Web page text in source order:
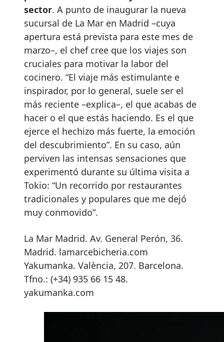
sector. A punto de inaugurar la nueva
sucursal de La Mar en Madrid –cuya
apertura está prevista para este mes de
marzo–, el chef cree que los viajes son
cruciales para motivar la labor del
cocinero. “El viaje más estimulante e
inspirador, por lo general, suele ser el
más reciente –explica–, el que acabas de
hacer o el que estás haciendo. Es el que
ejerce el hechizo más fuerte, la emoción
del descubrimiento”. En su caso, aún
perviven las intensas sensaciones que
experimentó durante su última visita a
Tokio: “Un recorrido por restaurantes
tradicionales y populares que me dejó
muy conmovido”.
La Mar Madrid. Av. General Perón, 36.
Madrid. lamarcebicheria.com
Yakumanka. València, 207. Barcelona.
Tfno.: (+34) 935 66 15 48.
yakumanka.com